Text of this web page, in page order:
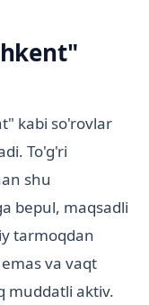
kabi so'rovlar
To'g'ri
shu
bepul, maqsadli
tarmoqdan
va vaqt
muddatli aktiv.